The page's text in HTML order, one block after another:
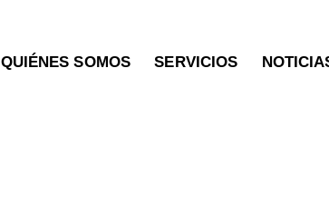
QUIÉNES SOMOS SERVICIOS